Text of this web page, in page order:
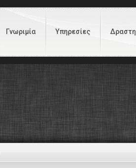
Γνωριμία Υπηρεσίες